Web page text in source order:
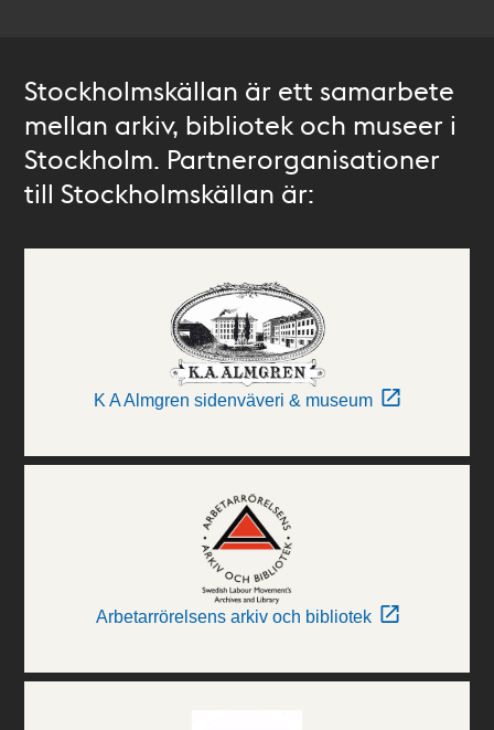
Stockholmskällan är ett samarbete
mellan arkiv, bibliotek och museer i
Stockholm. Partnerorganisationer
till Stockholmskällan är:
K A Almgren sidenväveri & museum
Arbetarrörelsens arkiv och bibliotek